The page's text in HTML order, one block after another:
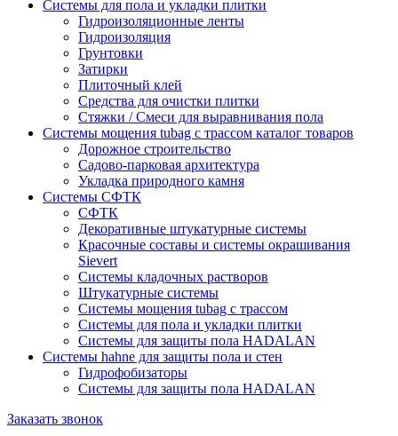
Cистемы для пола и укладки плитки
Гидроизоляционные ленты
Гидроизоляция
Грунтовки
Затирки
Плиточный клей
Средства для очистки плитки
Стяжки / Смеси для выравнивания пола
Системы мощения tubag с трассом каталог товаров
Дорожное строительство
Садово-парковая архитектура
Укладка природного камня
Системы СФТК
СФТК
Декоративные штукатурные системы
Красочные составы и системы окрашивания
Sievert
Cистемы кладочных растворов
Штукатурные системы
Системы мощения tubag с трассом
Cистемы для пола и укладки плитки
Системы для защиты пола HADALAN
Системы hahne для защиты пола и стен
Гидрофобизаторы
Системы для защиты пола HADALAN
Заказать звонок